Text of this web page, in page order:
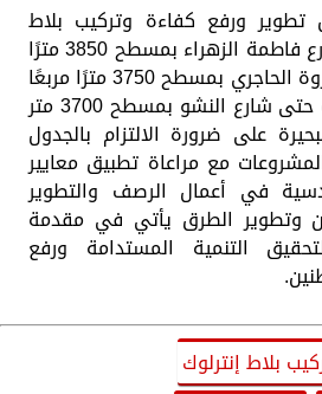
تطوير ورفع كفاءة وتركيب بلاط
الإنترلوك بفرعيات شوارع فاطمة الزهراء بمسطح 3850 مترًا
مربعًا وفرعيات شارع مروة الحاجري بمسطح 3750 مترًا مربعًا
وفرعيات شارع المجلدة حتى شارع النشو بمسطح 3700 متر
على ضرورة الالتزام بالجدول
مع مراعاة تطبيق معايير
في أعمال الرصف والتطوير
وتطوير الطرق يأتي في مقدمة
التنمية المستدامة ورفع
بلاط إنترلوك